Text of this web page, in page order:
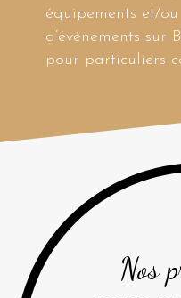
équipements et/
d’événements sur
pour particuliers
Nos